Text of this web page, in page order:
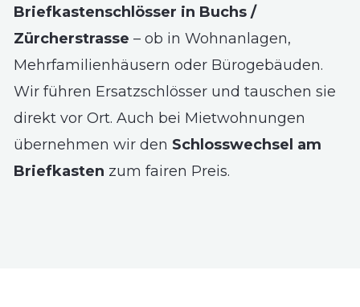
Briefkastenschlösser in Buchs /
Zürcherstrasse – ob in Wohnanlagen,
Mehrfamilienhäusern oder Bürogebäuden.
Wir führen Ersatzschlösser und tauschen sie
direkt vor Ort. Auch bei Mietwohnungen
übernehmen wir den Schlosswechsel am
Briefkasten zum fairen Preis.